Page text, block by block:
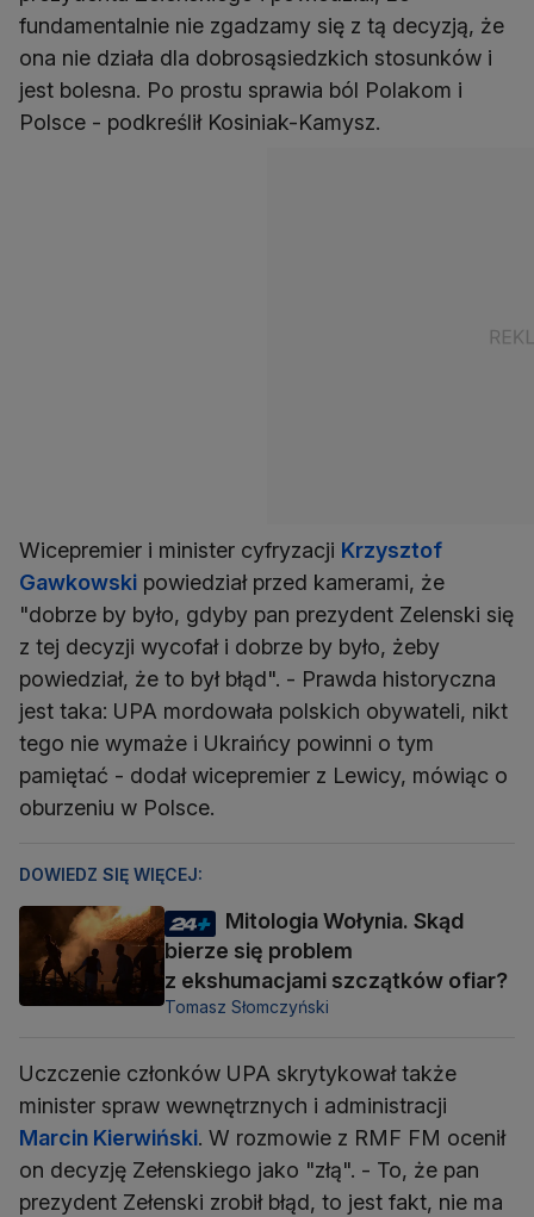
fundamentalnie nie zgadzamy się z tą decyzją, że
ona nie działa dla dobrosąsiedzkich stosunków i
jest bolesna. Po prostu sprawia ból Polakom i
Polsce - podkreślił Kosiniak-Kamysz.
Wicepremier i minister cyfryzacji Krzysztof
Gawkowski powiedział przed kamerami, że
"dobrze by było, gdyby pan prezydent Zelenski się
z tej decyzji wycofał i dobrze by było, żeby
powiedział, że to był błąd". - Prawda historyczna
jest taka: UPA mordowała polskich obywateli, nikt
tego nie wymaże i Ukraińcy powinni o tym
pamiętać - dodał wicepremier z Lewicy, mówiąc o
oburzeniu w Polsce.
DOWIEDZ SIĘ WIĘCEJ:
Mitologia Wołynia. Skąd
bierze się problem
z ekshumacjami szczątków ofiar?
Tomasz Słomczyński
Uczczenie członków UPA skrytykował także
minister spraw wewnętrznych i administracji
Marcin Kierwiński. W rozmowie z RMF FM ocenił
on decyzję Zełenskiego jako "złą". - To, że pan
prezydent Zełenski zrobił błąd, to jest fakt, nie ma